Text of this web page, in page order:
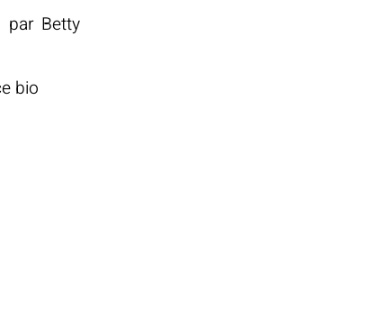
par Betty
bio